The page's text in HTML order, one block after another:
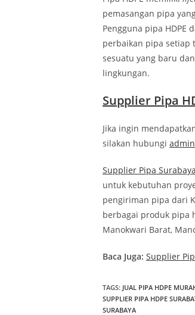
pemasangan pipa
Pengguna pipa
perbaikan pipa setiap
sesuatu yang baru
lingkungan.
Supplier Pipa
Jika ingin
silakan hubungi admin
Supplier Pipa Surabaya
untuk kebutuhan
pengiriman pipa dari
berbagai produk pipa
Manokwari Barat,
Baca Juga: Supplier
TAGS: JUAL PIPA HDPE
SUPPLIER PIPA HDPE
SURABAYA